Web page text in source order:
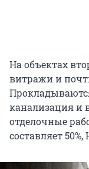
На объектах
витражи и
канализация и
отделочные
составляет